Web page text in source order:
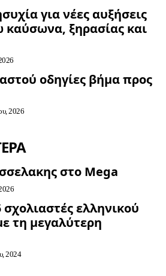
για νέες αυξήσεις
καύσωνα, ξηρασίας και
οδηγίες βήμα προς
2026
στο Mega
σχολιαστές ελληνικού
τη μεγαλύτερη
2024